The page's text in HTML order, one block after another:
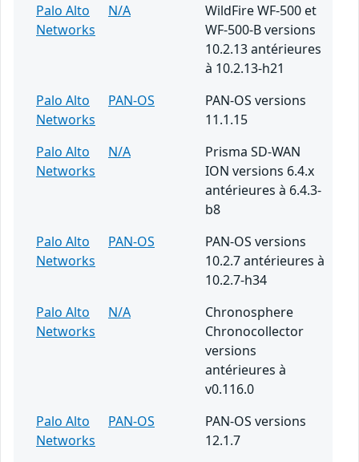
Palo Alto
Networks
N/A
WildFire WF-500 et
WF-500-B versions
10.2.13 antérieures
à 10.2.13-h21
Palo Alto
Networks
PAN-OS
PAN-OS versions
11.1.15
Palo Alto
Networks
N/A
Prisma SD-WAN
ION versions 6.4.x
antérieures à 6.4.3-
b8
Palo Alto
Networks
PAN-OS
PAN-OS versions
10.2.7 antérieures à
10.2.7-h34
Palo Alto
Networks
N/A
Chronosphere
Chronocollector
versions
antérieures à
v0.116.0
Palo Alto
Networks
PAN-OS
PAN-OS versions
12.1.7